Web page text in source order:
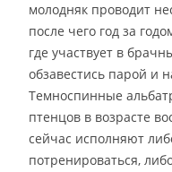
молодняк проводит
после чего год за
где участвует в
обзавестись парой и
Темноспинные
птенцов в возрасте
сейчас исполняют
потренироваться,